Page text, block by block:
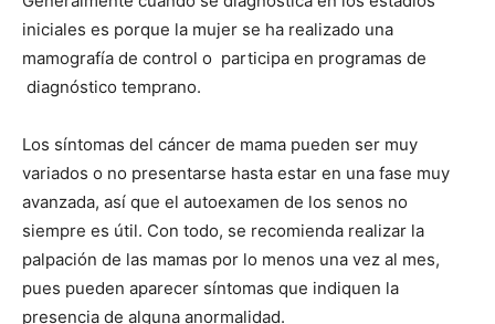
iniciales es porque la mujer se ha realizado una
mamografía de control o participa en programas de
diagnóstico temprano.
Los síntomas del cáncer de mama pueden ser muy
variados o no presentarse hasta estar en una fase muy
avanzada, así que el autoexamen de los senos no
siempre es útil. Con todo, se recomienda realizar la
palpación de las mamas por lo menos una vez al mes,
pues pueden aparecer síntomas que indiquen la
presencia de alguna anormalidad.